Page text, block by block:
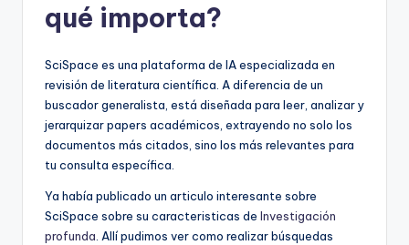
qué importa?
SciSpace es una plataforma de IA especializada en
revisión de literatura científica. A diferencia de un
buscador generalista, está diseñada para leer, analizar y
jerarquizar papers académicos, extrayendo no solo los
documentos más citados, sino los más relevantes para
tu consulta específica.
Ya había publicado un articulo interesante sobre
SciSpace sobre su caracteristicas de Investigación
profunda. Allí pudimos ver como realizar búsquedas